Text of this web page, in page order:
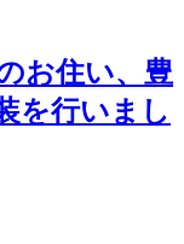
お住い、豊
を行いまし